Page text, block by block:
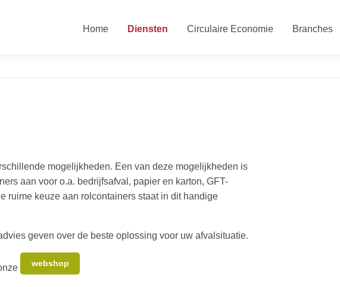
Home Diensten Circulaire Economie Branches
mogelijkheden. Een van deze mogelijkheden is
aan voor o.a. bedrijfsafval, papier en karton, GFT-
ruime keuze aan rolcontainers staat in dit handige
geven over de beste oplossing voor uw afvalsituatie.
webshop